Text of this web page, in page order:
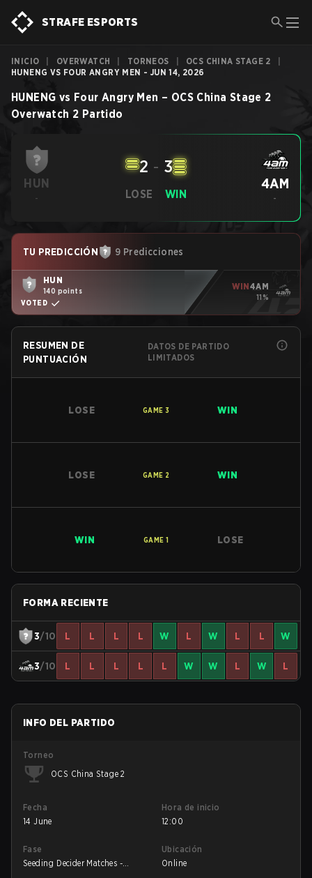
STRAFE ESPORTS
INICIO OVERWATCH TORNEOS OCS CHINA STAGE 2
HUNENG VS FOUR ANGRY MEN - JUN 14, 2026
HUNENG vs Four Angry Men – OCS China Stage 2
Overwatch 2 Partido
HUN
- LOSE
2 - 3
WIN
4AM
-
TU PREDICCIÓN 9 Predicciones
HUN
140 points
VOTED
WIN4AM
11%
RESUMEN DE
PUNTUACIÓN
DATOS DE PARTIDO
LIMITADOS
LOSE GAME 3 WIN
LOSE GAME 2 WIN
WIN GAME 1 LOSE
FORMA RECIENTE
3/10 L L L L W L W L L W
3/10 L L L L L W W L W L
INFO DEL PARTIDO
Torneo
OCS China Stage 2
Fecha
14 June
Hora de inicio
12:00
Fase
Seeding Decider Matches -
Ubicación
Online